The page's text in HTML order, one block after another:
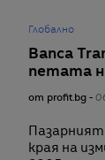
Глобално
Banca
петата
от profit.bg -
края на